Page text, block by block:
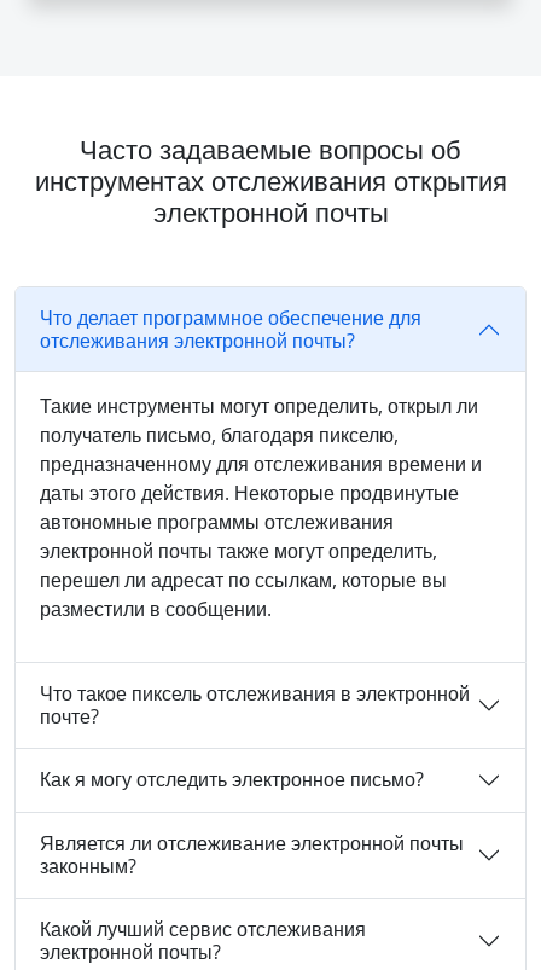
Часто задаваемые вопросы об
инструментах отслеживания открытия
электронной почты
Что делает программное обеспечение для
отслеживания электронной почты?
Такие инструменты могут определить, открыл ли
получатель письмо, благодаря пикселю,
предназначенному для отслеживания времени и
даты этого действия. Некоторые продвинутые
автономные программы отслеживания
электронной почты также могут определить,
перешел ли адресат по ссылкам, которые вы
разместили в сообщении.
Что такое пиксель отслеживания в электронной
почте?
Как я могу отследить электронное письмо?
Является ли отслеживание электронной почты
законным?
Какой лучший сервис отслеживания
электронной почты?